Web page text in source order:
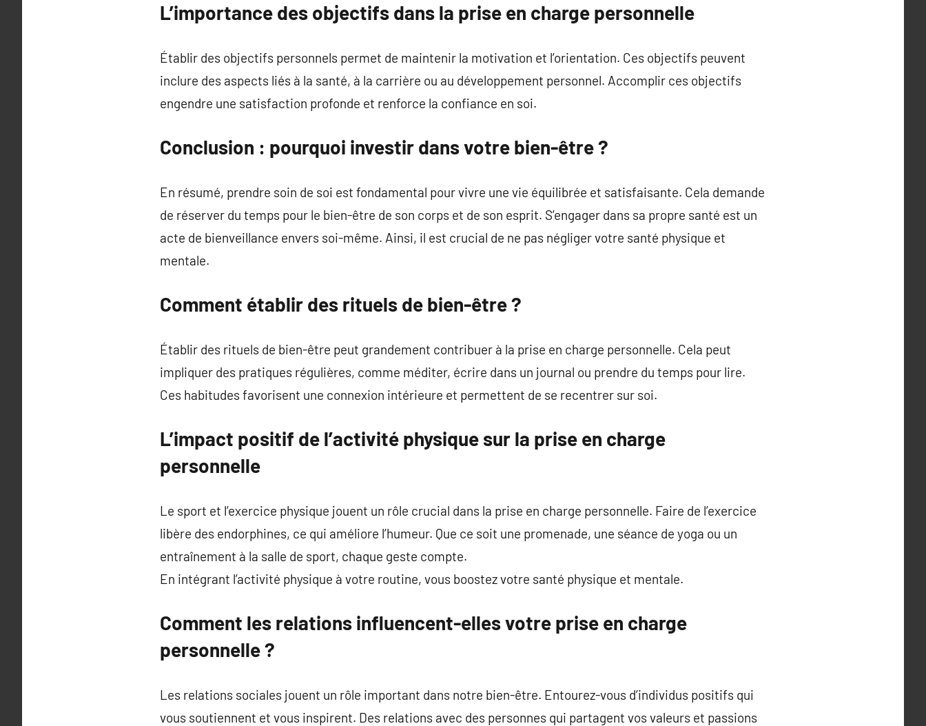
L’importance des objectifs dans la prise en charge personnelle
Établir des objectifs personnels permet de maintenir la motivation et l’orientation. Ces objectifs peuvent
inclure des aspects liés à la santé, à la carrière ou au développement personnel. Accomplir ces objectifs
engendre une satisfaction profonde et renforce la confiance en soi.
Conclusion : pourquoi investir dans votre bien-être ?
En résumé, prendre soin de soi est fondamental pour vivre une vie équilibrée et satisfaisante. Cela demande
de réserver du temps pour le bien-être de son corps et de son esprit. S’engager dans sa propre santé est un
acte de bienveillance envers soi-même. Ainsi, il est crucial de ne pas négliger votre santé physique et
mentale.
Comment établir des rituels de bien-être ?
Établir des rituels de bien-être peut grandement contribuer à la prise en charge personnelle. Cela peut
impliquer des pratiques régulières, comme méditer, écrire dans un journal ou prendre du temps pour lire.
Ces habitudes favorisent une connexion intérieure et permettent de se recentrer sur soi.
L’impact positif de l’activité physique sur la prise en charge
personnelle
Le sport et l’exercice physique jouent un rôle crucial dans la prise en charge personnelle. Faire de l’exercice
libère des endorphines, ce qui améliore l’humeur. Que ce soit une promenade, une séance de yoga ou un
entraînement à la salle de sport, chaque geste compte.
En intégrant l’activité physique à votre routine, vous boostez votre santé physique et mentale.
Comment les relations influencent-elles votre prise en charge
personnelle ?
Les relations sociales jouent un rôle important dans notre bien-être. Entourez-vous d’individus positifs qui
vous soutiennent et vous inspirent. Des relations avec des personnes qui partagent vos valeurs et passions